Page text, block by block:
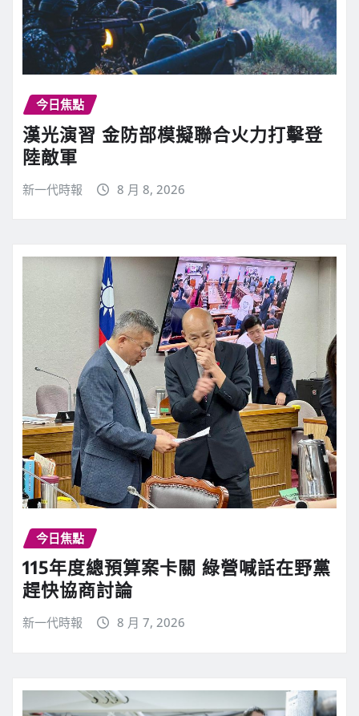
今日焦點
漢光演習 金防部模擬聯合火力打擊登
陸敵軍
新一代時報 8 月 8, 2026
今日焦點
115年度總預算案卡關 綠營喊話在野黨
趕快協商討論
新一代時報 8 月 7, 2026